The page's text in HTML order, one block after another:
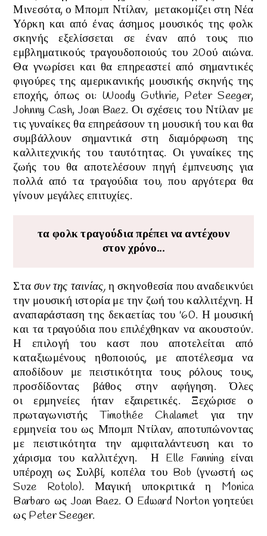
Μινεσότα,οΜπομπ Ντίλαν, μετακομίζει στη Νέα
Υόρκη και από ένας άσημος μουσικός της φολκ
σκηνής εξελίσσεται σε έναν από τους πιο
εμβληματικούς τραγουδοποιούς του 20ού αιώνα.
Θα γνωρίσει και θα επηρεαστεί από σημαντικές
φιγούρες της αμερικανικής μουσικής σκηνής της
εποχής, όπως οι: Woody Guthrie, Peter Seeger,
Johnny Cash, Joan Baez. Οι σχέσεις του Ντίλαν με
τις γυναίκες θα επηρεάσουν τη μουσική του και θα
συμβάλλουν σημαντικά στη διαμόρφωση της
καλλιτεχνικής του ταυτότητας. Οι γυναίκες της
ζωής του θα αποτελέσουν πηγή έμπνευσης για
πολλά από τα τραγούδια του, που αργότερα θα
γίνουν μεγάλες επιτυχίες.
τα φολκ τραγούδια πρέπει να αντέχουν
στον χρόνο...
Στασυν της ταινίας, η σκηνοθεσία που αναδεικνύει
την μουσική ιστορία με την ζωή του καλλιτέχνη. Η
αναπαράσταση της δεκαετίας του '60. Η μουσική
και τα τραγούδια που επιλέχθηκαν να ακουστούν.
Η επιλογή του καστ που αποτελείται από
καταξιωμένους ηθοποιούς, με αποτέλεσμα να
αποδίδουν με πειστικότητα τους ρόλους τους,
προσδίδοντας βάθος στην αφήγηση. Όλες
οιερμηνείες ήτανεξαιρετικές. Ξεχώρισεο
πρωταγωνιστής Timothée Chalamet για την
ερμηνεία του ως Μπομπ Ντίλαν, αποτυπώνοντας
με πειστικότητα την αμφιταλάντευση και το
χάρισμα του καλλιτέχνη. Η Elle Fanning είναι
υπέροχη ως Συλβί, κοπέλα του Bob (γνωστή ως
Suze Rotolo). Μαγική υποκριτικά η Monica
Barbaro ως Joan Baez. Ο Edward Norton γοητεύει
ως Peter Seeger.